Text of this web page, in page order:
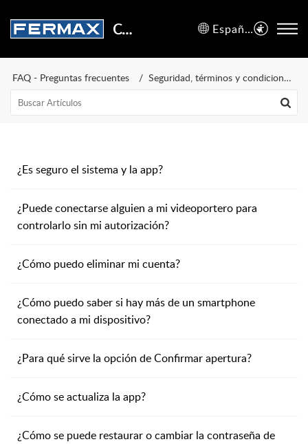
Centro de Soporte Español (España)
FAQ - Preguntas frecuentes Seguridad, términos y condiciones de uso
¿Es seguro el sistema y la app?
¿Puede conectarse alguien a mi videoportero para
controlarlo sin mi autorización?
¿Cómo puedo eliminar mi cuenta?
¿Cómo puedo saber si hay más de un smartphone
conectado a mi dispositivo?
¿Para qué sirve la opción de Confirmar apertura?
¿Cómo se actualiza la app?
¿Cómo se puede restaurar o cambiar la contraseña de